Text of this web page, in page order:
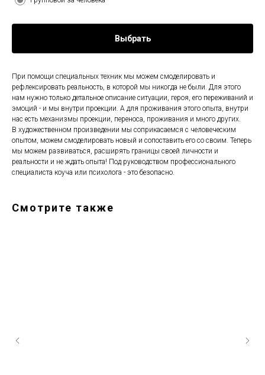
Выбрать
При помощи специальных техник мы можем смоделировать и
рефлексировать реальность, в которой мы никогда не были. Для этого
нам нужно только детальное описание ситуации, героя, его переживаний и
эмоций - и мы внутри проекции. А для проживания этого опыта, внутри
нас есть механизмы проекции, переноса, проживания и много других.
В художественном произведении мы соприкасаемся с человеческим
опытом, можем смоделировать новый и сопоставить его со своим. Теперь
мы можем развиваться, расширять границы своей личности и
реальности и не ждать опыта! Под руководством профессионального
специалиста коуча или психолога - это безопасно.
Смотрите также